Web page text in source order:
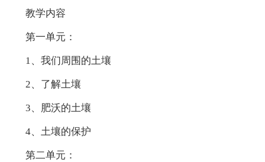
教学内容
第一单元：
1、我们周围的土壤
2、了解土壤
3、肥沃的土壤
4、土壤的保护
第二单元：